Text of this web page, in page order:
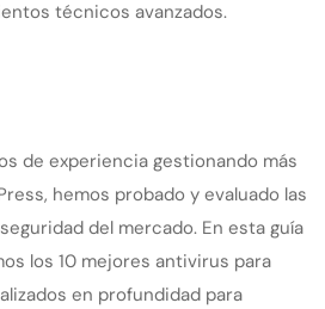
técnicos avanzados.
de experiencia gestionando más
hemos probado y evaluado las
del mercado. En esta guía
los 10 mejores antivirus para
en profundidad para